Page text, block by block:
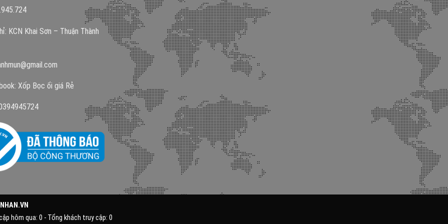
KCN Khai Sơn – Thuận Thành
Xốp Bọc ổi giá Rẻ
hôm qua: 0 - Tổng khách truy cập: 0